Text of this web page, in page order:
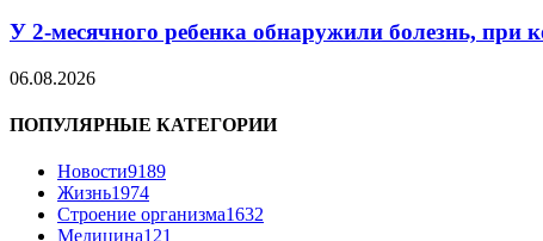
У 2-месячного ребенка обнаружили болезнь, при
06.08.2026
ПОПУЛЯРНЫЕ КАТЕГОРИИ
Новости9189
Жизнь1974
Строение организма1632
Медицина121